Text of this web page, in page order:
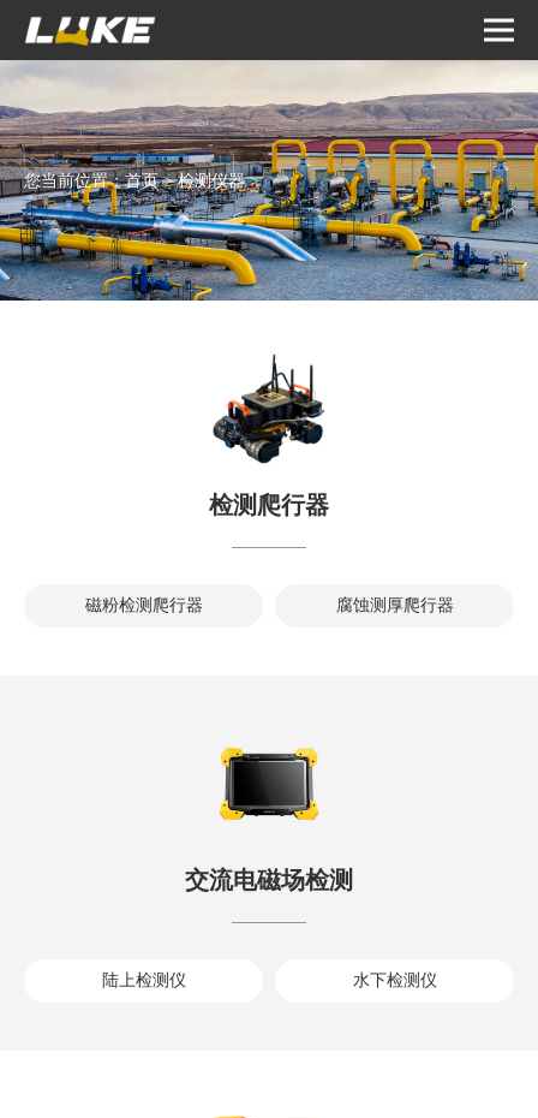
您当前位置：首页>检测仪器>
检测爬行器
磁粉检测爬行器 腐蚀测厚爬行器
交流电磁场检测
陆上检测仪 水下检测仪